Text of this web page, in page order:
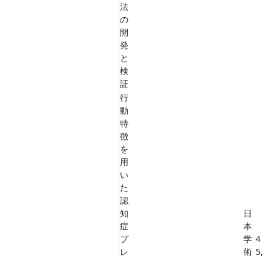
法
の
開
発
と
検
証
行
動
特
徴
を
用
い
た
認
知
症
プ
レ
日
本
学
術
4
5,